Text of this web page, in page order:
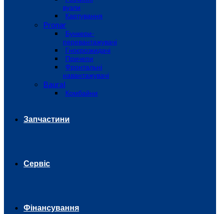
вузли
Картування
Pronar
Бункери-
перевантажувачі
Гноєрозкидачі
Причепи
Фронтальні
навантажувачі
Baural
Комбайни
Запчастини
Сервіс
Фінансування